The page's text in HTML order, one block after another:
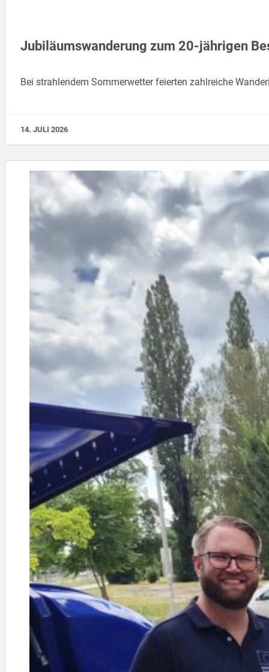
Jubiläumswanderung zum 20-jährigen
Bei strahlendem Sommerwetter feierten zahlreiche
14. JULI 2026